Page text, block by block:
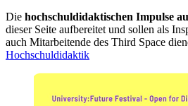
Die hochschuldidaktischen Impulse
dieser Seite aufbereitet und sollen als
auch Mitarbeitende des Third Space
Hochschuldidaktik